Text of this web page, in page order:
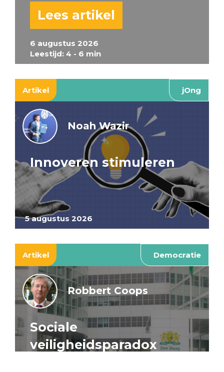
6 augustus 2026
Leestijd: 4 - 6 min
Lees artikel
Artikel jOng
5 augustus 2026
Noah Wazir
Innoveren stimuleren
Artikel Democratie
Robbert Coops
Sociale
veiligheidsparadox